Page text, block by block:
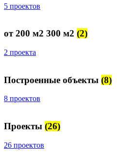
5 проектов
от 200 м2 300 м2 (2)
2 проекта
Построенные объекты (8)
8 проектов
Проекты (26)
26 проектов